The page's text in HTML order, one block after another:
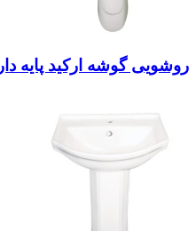
روشویی گوشه ارکید پایه دار